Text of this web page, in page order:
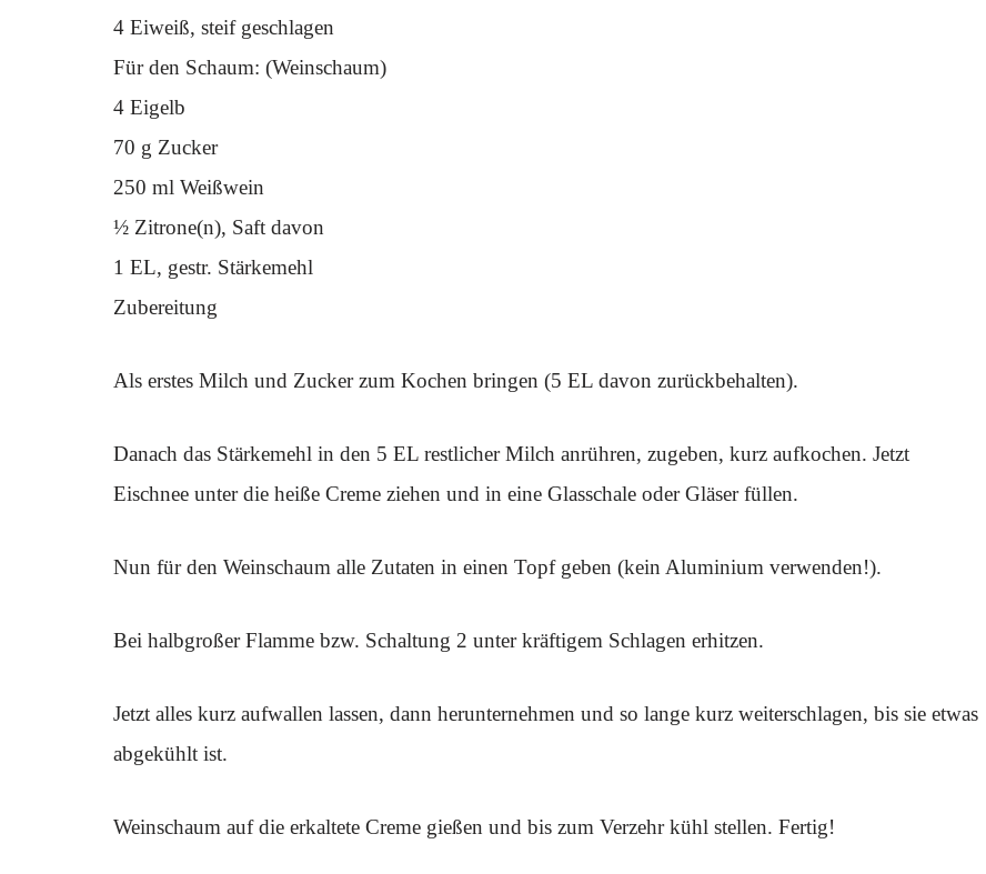
4 Eiweiß, steif geschlagen
Für den Schaum: (Weinschaum)
4 Eigelb
70 g Zucker
250 ml Weißwein
½ Zitrone(n), Saft davon
1 EL, gestr. Stärkemehl
Zubereitung
Als erstes Milch und Zucker zum Kochen bringen (5 EL davon zurückbehalten).
Danach das Stärkemehl in den 5 EL restlicher Milch anrühren, zugeben, kurz aufkochen. Jetzt
Eischnee unter die heiße Creme ziehen und in eine Glasschale oder Gläser füllen.
Nun für den Weinschaum alle Zutaten in einen Topf geben (kein Aluminium verwenden!).
Bei halbgroßer Flamme bzw. Schaltung 2 unter kräftigem Schlagen erhitzen.
Jetzt alles kurz aufwallen lassen, dann herunternehmen und so lange kurz weiterschlagen, bis sie etwas
abgekühlt ist.
Weinschaum auf die erkaltete Creme gießen und bis zum Verzehr kühl stellen. Fertig!